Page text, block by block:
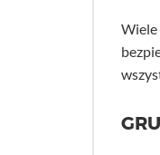
Wiele